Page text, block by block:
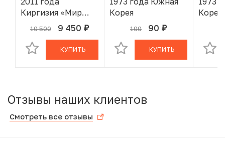
Киргизия «Мир
наших детей»
10 500 9 450 руб.
В КОРЗИНЕ
КУПИТЬ
Корея
100 90 руб.
В КОРЗИНЕ
КУПИТЬ
Корея
Отзывы наших клиентов
Смотреть все отзывы